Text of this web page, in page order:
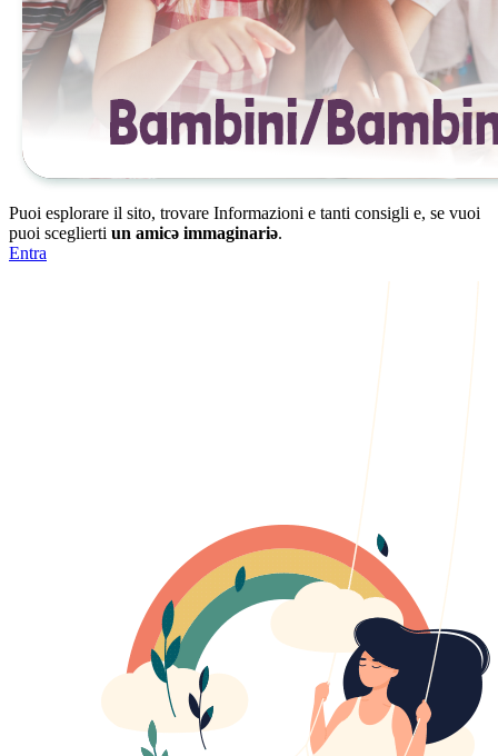
Puoi esplorare il sito, trovare Informazioni e tanti consigli e, se vuoi
puoi sceglierti un amicə immaginariə.
Entra